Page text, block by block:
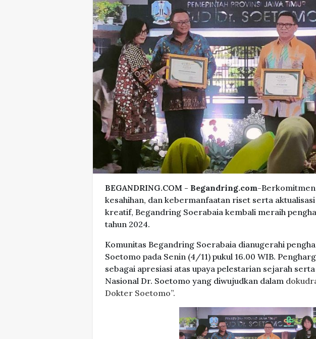
BEGANDRING.COM - Begandring.com-Berkomitmen
kesahihan, dan kebermanfaatan riset serta
kreatif, Begandring Soerabaia kembali meraih
tahun 2024.
Komunitas Begandring Soerabaia dianugerahi
Soetomo pada Senin (4/11) pukul 16.00 WIB.
sebagai apresiasi atas upaya pelestarian sejarah
Nasional Dr. Soetomo yang diwujudkan dalam
Dokter Soetomo”.